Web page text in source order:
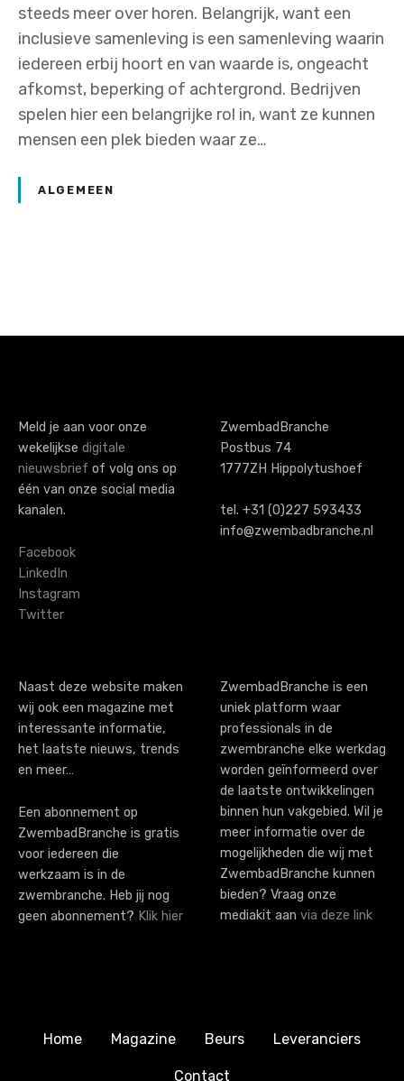
steeds meer over horen. Belangrijk, want een
inclusieve samenleving is een samenleving waarin
iedereen erbij hoort en van waarde is, ongeacht
afkomst, beperking of achtergrond. Bedrijven
spelen hier een belangrijke rol in, want ze kunnen
mensen een plek bieden waar ze…
ALGEMEEN
o
s
n
a
i
g
a
i
o
n
Meld je aan voor onze
wekelijkse digitale
nieuwsbrief of volg ons op
één van onze social media
kanalen.
Facebook
LinkedIn
Instagram
Twitter
ZwembadBranche
Postbus 74
1777ZH Hippolytushoef
tel. +31 (0)227 593433
info@zwembadbranche.nl
Naast deze website maken
wij ook een magazine met
interessante informatie,
het laatste nieuws, trends
en meer…
Een abonnement op
ZwembadBranche is gratis
voor iedereen die
werkzaam is in de
zwembranche. Heb jij nog
geen abonnement? Klik hier
ZwembadBranche is een
uniek platform waar
professionals in de
zwembranche elke werkdag
worden geïnformeerd over
de laatste ontwikkelingen
binnen hun vakgebied. Wil je
meer informatie over de
mogelijkheden die wij met
ZwembadBranche kunnen
bieden? Vraag onze
mediakit aan via deze link
Home Magazine Beurs Leveranciers
Contact